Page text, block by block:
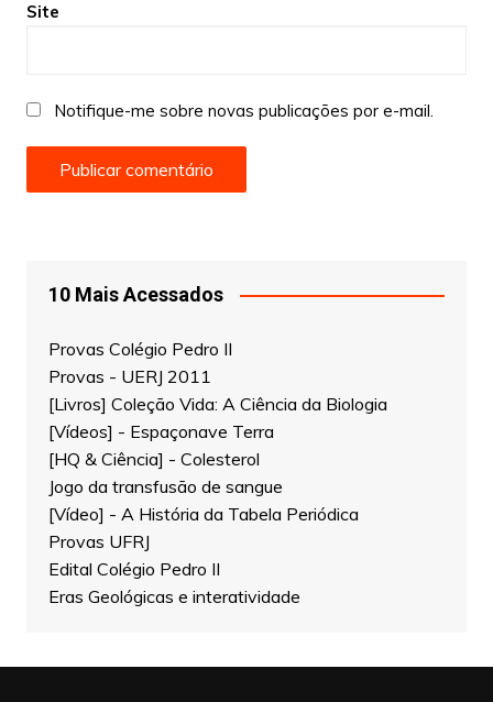
Site
Notifique-me sobre novas publicações por e-mail.
10 Mais Acessados
Provas Colégio Pedro II
Provas - UERJ 2011
[Livros] Coleção Vida: A Ciência da Biologia
[Vídeos] - Espaçonave Terra
[HQ & Ciência] - Colesterol
Jogo da transfusão de sangue
[Vídeo] - A História da Tabela Periódica
Provas UFRJ
Edital Colégio Pedro II
Eras Geológicas e interatividade